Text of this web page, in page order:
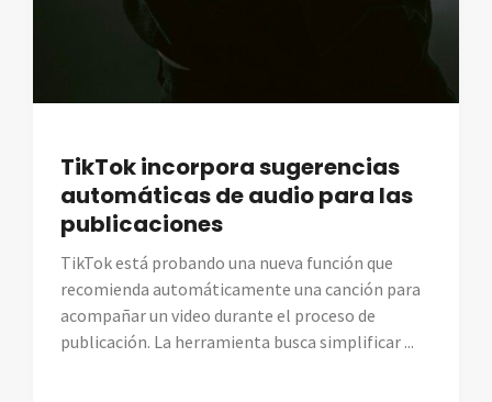
TikTok incorpora sugerencias
automáticas de audio para las
publicaciones
TikTok está probando una nueva función que
recomienda automáticamente una canción para
acompañar un video durante el proceso de
publicación. La herramienta busca simplificar ...